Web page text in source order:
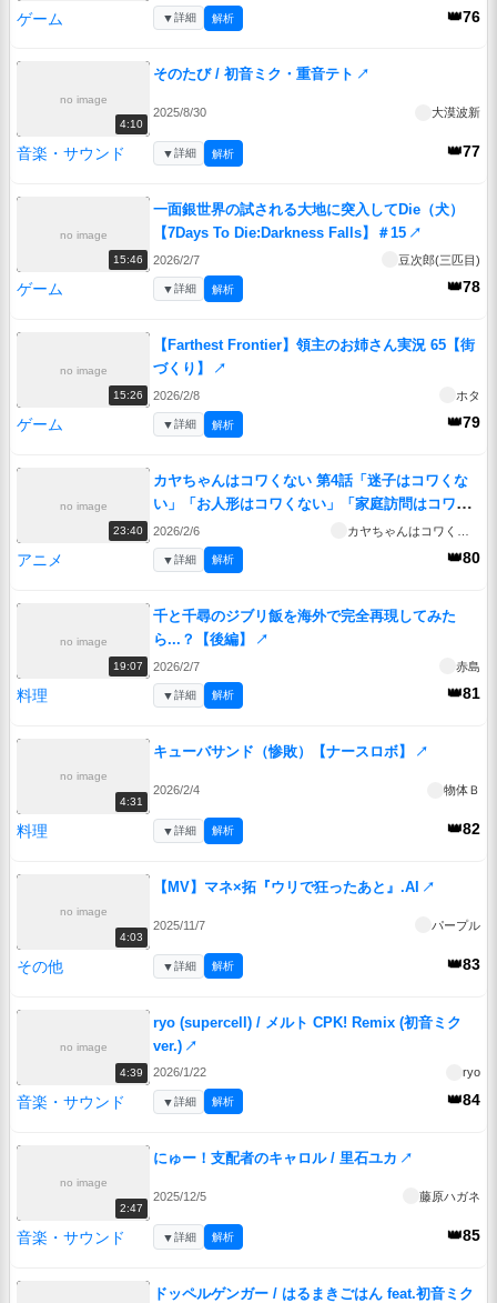
ゲーム 👑76
▼詳細 解析
no image
4:10
そのたび / 初音ミク・重音テト ↗
2025/8/30 大漠波新
音楽・サウンド 👑77
▼詳細 解析
no image
15:46
一面銀世界の試される大地に突入してDie（犬）
【7Days To Die:Darkness Falls】＃15 ↗
2026/2/7 豆次郎(三匹目)
ゲーム 👑78
▼詳細 解析
no image
15:26
【Farthest Frontier】領主のお姉さん実況 65【街
づくり】
↗
2026/2/8 ホタ
ゲーム 👑79
▼詳細 解析
no image
23:40
カヤちゃんはコワくない 第4話「迷子はコワくな
い」「お人形はコワくない」「家庭訪問はコワく
ない?」
2026/2/6
アニメ 👑80
▼詳細 解析
no image
19:07
千と千尋のジブリ飯を海外で完全再現してみた
ら...？【後編】
↗
2026/2/7 赤島
料理 👑81
▼詳細 解析
no image
4:31
キューバサンド（惨敗）【ナースロボ】 ↗
2026/2/4 物体Ｂ
料理 👑82
▼詳細 解析
no image
4:03
【MV】マネ×拓『ウリで狂ったあと』.AI ↗
2025/11/7 パープル
その他 👑83
▼詳細 解析
no image
4:39
ryo (supercell) / メルト CPK! Remix (初音ミク
ver.) ↗
2026/1/22 ryo
音楽・サウンド 👑84
▼詳細 解析
no image
2:47
にゅー！支配者のキャロル / 里石ユカ ↗
2025/12/5 藤原ハガネ
音楽・サウンド 👑85
▼詳細 解析
ドッペルゲンガー / はるまきごはん feat.初音ミク